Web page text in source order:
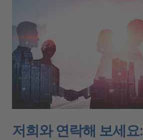
저희와 연락해 보세요: